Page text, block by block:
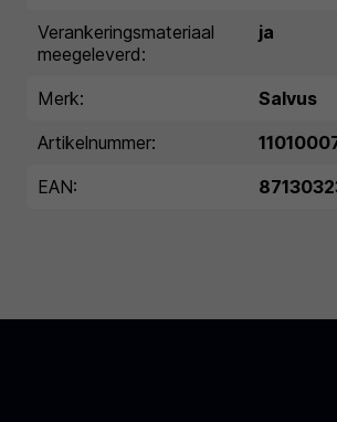
Verankeringsmateriaal
meegeleverd:
ja
Merk:
Salvus
Artikelnummer:
EAN: